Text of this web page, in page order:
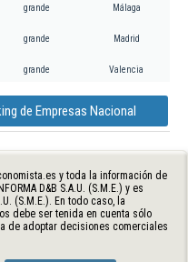
grande Málaga
grande Madrid
grande Valencia
de Empresas Nacional
y toda la información de
D&B S.A.U. (S.M.E.) y es
(S.M.E.). En todo caso, la
debe ser tenida en cuenta sólo
de adoptar decisiones comerciales